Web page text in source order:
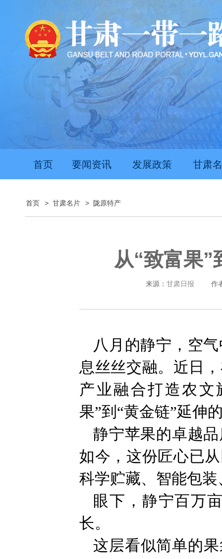
首页 要闻资讯 发展政策 甘肃
首页 > 甘肃名片 > 陇原特产
从“致富果
来源： 甘肃日报 作
八月的静宁，空
息丝丝交融。近日
产业融合打造农
果”到“黄金链”延伸
静宁苹果的卓越
如今，这份匠心已
科学贮藏、智能包
眼下，静宁百万
长。
这层看似简单的